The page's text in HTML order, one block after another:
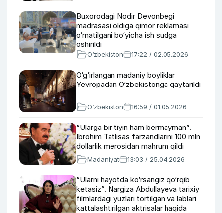
Buxorodagi Nodir Devonbegi
madrasasi oldiga qimor reklamasi
o‘rnatilgani bo‘yicha ish sudga
oshirildi
O‘zbekiston 17:22 / 02.05.2026
O‘g‘irlangan madaniy boyliklar
Yevropadan O‘zbekistonga qaytarildi
O‘zbekiston 16:59 / 01.05.2026
“Ularga bir tiyin ham bermayman”.
Ibrohim Tatlisas farzandlarini 100 mln
dollarlik merosidan mahrum qildi
Madaniyat 13:03 / 25.04.2026
“Ularni hayotda ko‘rsangiz qo‘rqib
ketasiz”. Nargiza Abdullayeva tarixiy
filmlardagi yuzlari tortilgan va lablari
kattalashtirilgan aktrisalar haqida